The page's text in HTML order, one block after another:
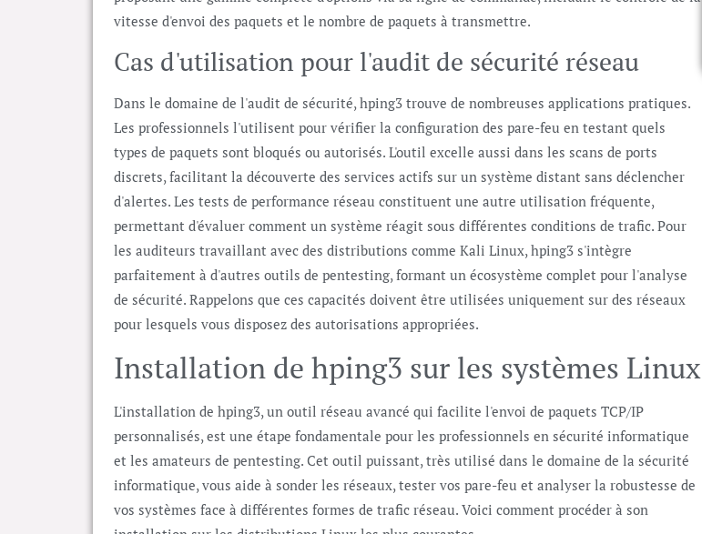
vitesse d'envoi des paquets et le nombre de paquets à transmettre.
Cas d'utilisation pour l'audit de sécurité réseau
Dans le domaine de l'audit de sécurité, hping3 trouve de nombreuses applications pratiques.
Les professionnels l'utilisent pour vérifier la configuration des pare-feu en testant quels
types de paquets sont bloqués ou autorisés. L'outil excelle aussi dans les scans de ports
discrets, facilitant la découverte des services actifs sur un système distant sans déclencher
d'alertes. Les tests de performance réseau constituent une autre utilisation fréquente,
permettant d'évaluer comment un système réagit sous différentes conditions de trafic. Pour
les auditeurs travaillant avec des distributions comme Kali Linux, hping3 s'intègre
parfaitement à d'autres outils de pentesting, formant un écosystème complet pour l'analyse
de sécurité. Rappelons que ces capacités doivent être utilisées uniquement sur des réseaux
pour lesquels vous disposez des autorisations appropriées.
Installation de hping3 sur les systèmes Linux
L'installation de hping3, un outil réseau avancé qui facilite l'envoi de paquets TCP/IP
personnalisés, est une étape fondamentale pour les professionnels en sécurité informatique
et les amateurs de pentesting. Cet outil puissant, très utilisé dans le domaine de la sécurité
informatique, vous aide à sonder les réseaux, tester vos pare-feu et analyser la robustesse de
vos systèmes face à différentes formes de trafic réseau. Voici comment procéder à son